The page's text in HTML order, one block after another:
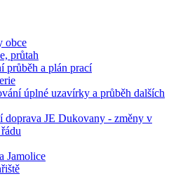
obce
průtah
průběh a plán prací
úplné uzavírky a průběh dalších
doprava JE Dukovany - změny v
Jamolice